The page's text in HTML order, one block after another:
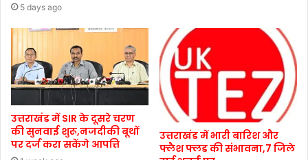
5 days ago
उत्तराखंड में SIR के दूसरे चरण
की सुनवाई शुरू,नजदीकी बूथों
पर दर्ज करा सकेंगे आपत्ति
उत्तराखंड में भारी बारिश और
फ्लैश फ्लड की संभावना,7 जिले